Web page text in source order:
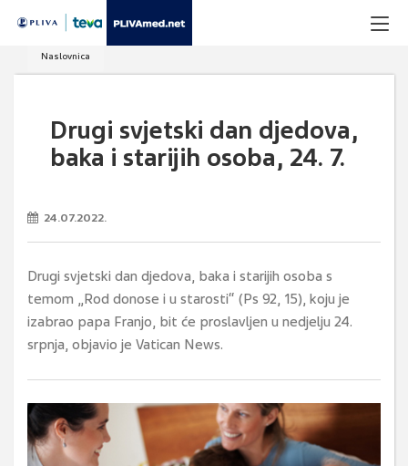
Naslovnica
Drugi svjetski dan djedova,
baka i starijih osoba, 24. 7.
24.07.2022.
Drugi svjetski dan djedova, baka i starijih osoba s
temom „Rod donose i u starosti“ (Ps 92, 15), koju je
izabrao papa Franjo, bit će proslavljen u nedjelju 24.
srpnja, objavio je Vatican News.